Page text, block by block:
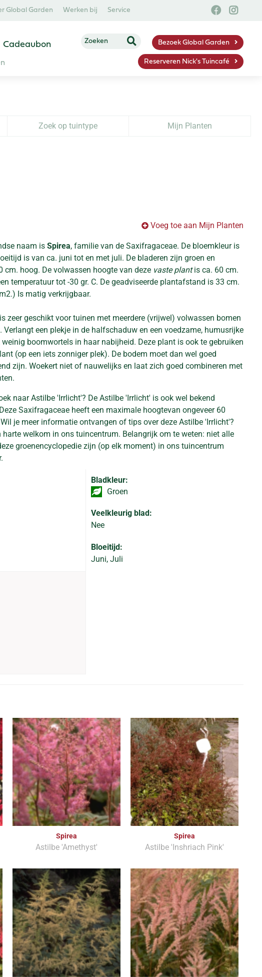
Global Garden Werken bij Service
Cadeaubon Bezoek Global Garden
Reserveren Nick's Tuincafé
Zoek op tuintype Mijn Planten
Voeg toe aan Mijn Planten
naam is Spirea, familie van de Saxifragaceae. De bloemkleur is
is van ca. juni tot en met juli. De bladeren zijn groen en
cm. hoog. De volwassen hoogte van deze vaste plantis ca. 60 cm.
temperatuur tot -30 gr. C. De geadviseerde plantafstand is 33 cm.
Is matig verkrijgbaar.
zeer geschikt voor tuinen met meerdere (vrijwel) volwassen bomen
Verlangt een plekje in de halfschaduw en een voedzame, humusrijke
boomwortels in haar nabijheid. Deze plant is ook te gebruiken
(op een iets zonniger plek). De bodem moet dan wel goed
zijn. Woekert niet of nauwelijks en laat zich goed combineren met
naar Astilbe 'Irrlicht'? De Astilbe 'Irrlicht' is ook wel bekend
Saxifragaceae heeft een maximale hoogtevan ongeveer 60
je meer informatie ontvangen of tips over deze Astilbe 'Irrlicht'?
harte welkom in ons tuincentrum. Belangrijk om te weten: niet alle
groenencyclopedie zijn (op elk moment) in ons tuincentrum
Bladkleur:
Groen
Veelkleurig blad:
Nee
Bloeitijd:
Juni, Juli
Spirea
Astilbe 'Amethyst'
Spirea
Astilbe 'Inshriach Pink'